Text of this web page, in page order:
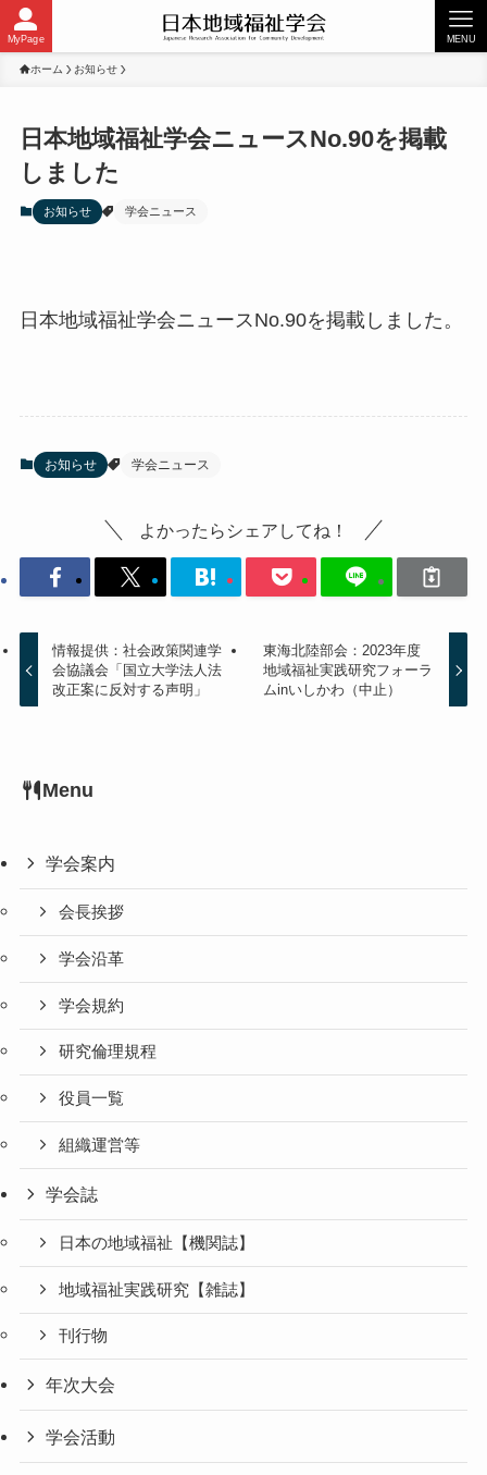
MyPage MENU
ホーム お知らせ
日本地域福祉学会ニュースNo.90を掲載
しました
お知らせ 学会ニュース
日本地域福祉学会ニュースNo.90を掲載しました。
お知らせ 学会ニュース
よかったらシェアしてね！
情報提供：社会政策関連学
会協議会「国立大学法人法
改正案に反対する声明」
東海北陸部会：2023年度
地域福祉実践研究フォーラ
ムinいしかわ（中止）
Menu
学会案内
会長挨拶
学会沿革
学会規約
研究倫理規程
役員一覧
組織運営等
学会誌
日本の地域福祉【機関誌】
地域福祉実践研究【雑誌】
刊行物
年次大会
学会活動